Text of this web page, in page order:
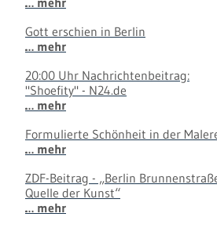
Gott erschien in Berlin
… mehr
20:00 Uhr Nachrichtenbeitrag:
"Shoefity" - N24.de
… mehr
Formulierte Schönheit in der
… mehr
ZDF-Beitrag - „Berlin
Quelle der Kunst“
… mehr